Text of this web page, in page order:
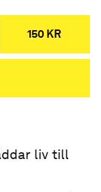
150 KR
liv till